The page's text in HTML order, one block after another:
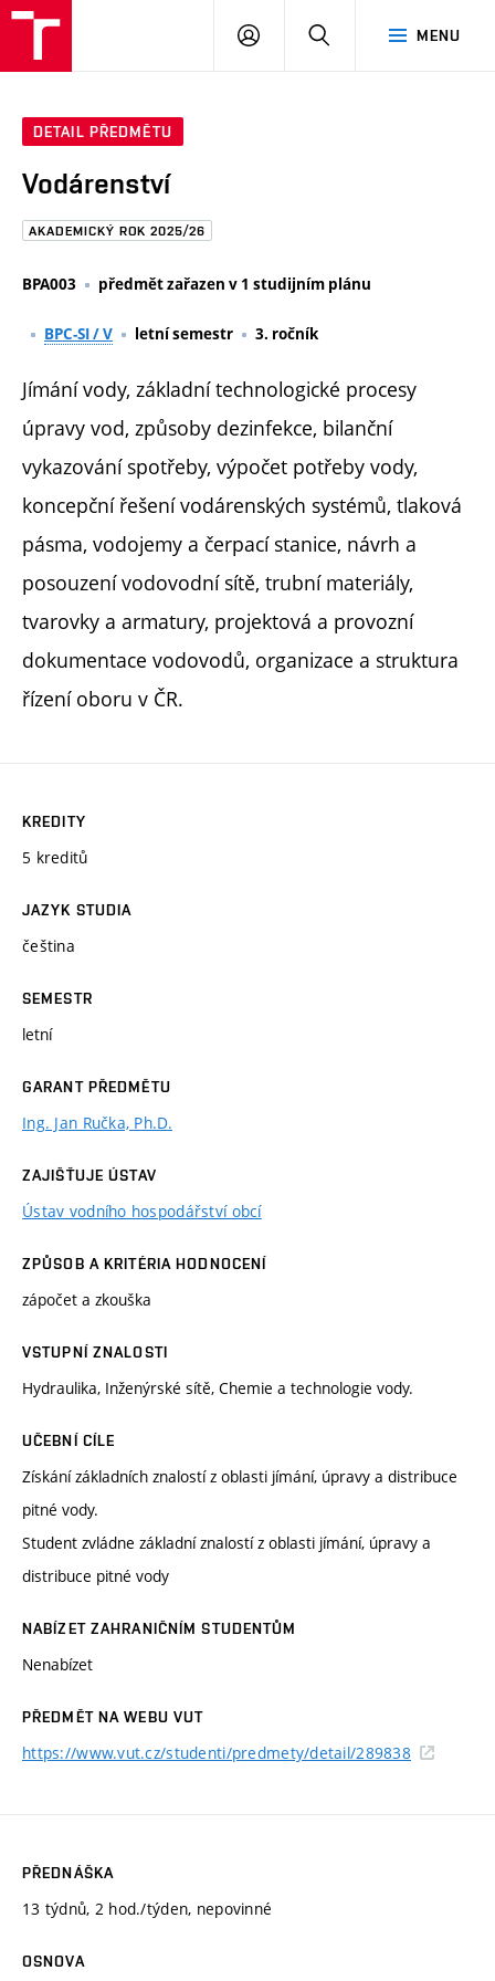
Brno
MENU
PŘIHLÁSIT
DETAIL PŘEDMĚTU
Vodárenství
AKADEMICKÝ ROK 2025/26
BPA003 předmět zařazen v 1 studijním plánu
BPC-SI / V letní semestr 3. ročník
Jímání vody, základní technologické procesy
úpravy vod, způsoby dezinfekce, bilanční
vykazování spotřeby, výpočet potřeby vody,
koncepční řešení vodárenských systémů, tlaková
pásma, vodojemy a čerpací stanice, návrh a
posouzení vodovodní sítě, trubní materiály,
tvarovky a armatury, projektová a provozní
dokumentace vodovodů, organizace a struktura
řízení oboru v ČR.
KREDITY
5 kreditů
JAZYK STUDIA
čeština
SEMESTR
letní
GARANT PŘEDMĚTU
Ing. Jan Ručka, Ph.D.
ZAJIŠŤUJE ÚSTAV
Ústav vodního hospodářství obcí
ZPŮSOB A KRITÉRIA HODNOCENÍ
zápočet a zkouška
VSTUPNÍ ZNALOSTI
Hydraulika, Inženýrské sítě, Chemie a technologie vody.
UČEBNÍ CÍLE
Získání základních znalostí z oblasti jímání, úpravy a distribuce
pitné vody.
Student zvládne základní znalostí z oblasti jímání, úpravy a
distribuce pitné vody
NABÍZET ZAHRANIČNÍM STUDENTŮM
Nenabízet
PŘEDMĚT NA WEBU VUT
https://www.vut.cz/studenti/predmety/detail/289838
PŘEDNÁŠKA
13 týdnů, 2 hod./týden, nepovinné
OSNOVA